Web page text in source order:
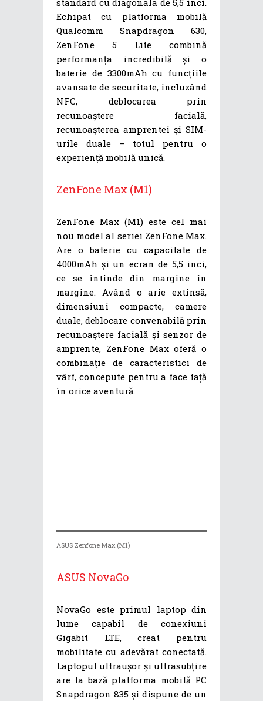
Echipat cu platforma mobilă
Qualcomm Snapdragon 630,
ZenFone 5 Lite combină
performanța incredibilă și o
baterie de 3300mAh cu funcțiile
avansate de securitate, incluzând
NFC, deblocarea prin
recunoaștere facială,
recunoașterea amprentei și SIM-
urile duale – totul pentru o
experiență mobilă unică.
ZenFone Max (M1)
ZenFone Max (M1) este cel mai
nou model al seriei ZenFone Max.
Are o baterie cu capacitate de
4000mAh și un ecran de 5,5 inci,
ce se întinde din margine în
margine. Având o arie extinsă,
dimensiuni compacte, camere
duale, deblocare convenabilă prin
recunoaștere facială și senzor de
amprente, ZenFone Max oferă o
combinație de caracteristici de
vârf, concepute pentru a face față
în orice aventură.
ASUS Zenfone Max (M1)
ASUS NovaGo
NovaGo este primul laptop din
lume capabil de conexiuni
Gigabit LTE, creat pentru
mobilitate cu adevărat conectată.
Laptopul ultraușor și ultrasubțire
are la bază platforma mobilă PC
Snapdragon 835 și dispune de un